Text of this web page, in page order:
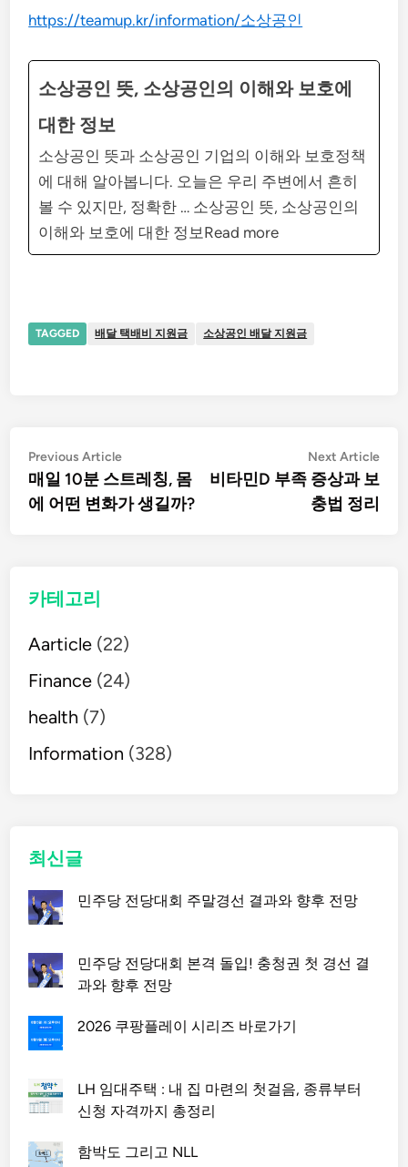
https://teamup.kr/information/소상공인
소상공인 뜻, 소상공인의 이해와 보호에
대한 정보
소상공인 뜻과 소상공인 기업의 이해와 보호정책
에 대해 알아봅니다. 오늘은 우리 주변에서 흔히
볼 수 있지만, 정확한 … 소상공인 뜻, 소상공인의
이해와 보호에 대한 정보Read more
TAGGED 배달 택배비 지원금 소상공인 배달 지원금
글
탐
Previous ArticlePrevious
article:
매일 10분 스트레칭, 몸
에 어떤 변화가 생길까?
Next Article
비타민D 부족 증상과 보
충법 정리
카테고리
Aarticle (22)
Finance (24)
health (7)
Information (328)
최신글
민주당 전당대회 주말경선 결과와 향후 전망
민주당 전당대회 본격 돌입! 충청권 첫 경선 결
과와 향후 전망
2026 쿠팡플레이 시리즈 바로가기
LH 임대주택 : 내 집 마련의 첫걸음, 종류부터
신청 자격까지 총정리
함박도 그리고 NLL